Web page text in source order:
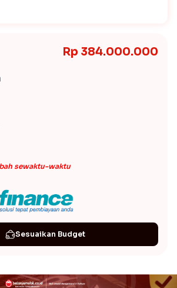
Rp 384.000.000
sewaktu-waktu
Sesuaikan Budget